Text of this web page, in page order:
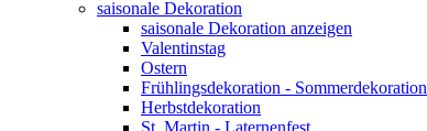
saisonale Dekoration
saisonale Dekoration anzeigen
Valentinstag
Ostern
Frühlingsdekoration - Sommerdekoration
Herbstdekoration
St. Martin - Laternenfest